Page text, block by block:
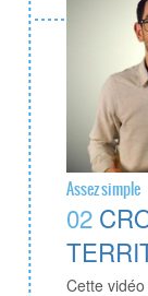
Assez simple
02
Cette